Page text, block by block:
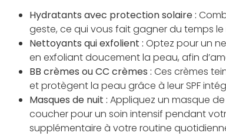
Hydratants avec protection solaire :
geste, ce qui vous fait gagner du temps le
Nettoyants qui exfolient : Optez pour un
en exfoliant doucement la peau, afin
BB crèmes ou CC crèmes : Ces crèmes
et protègent la peau grâce à leur SPF
Masques de nuit : Appliquez un masque
coucher pour un soin intensif pendant
supplémentaire à votre routine